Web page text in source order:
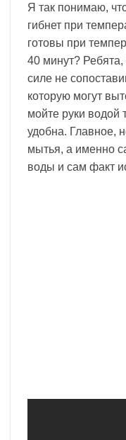
Я так понимаю,
гибнет при
готовы при
40 минут?
силе не
которую могут
мойте руки водой
удобна. Главное,
мытья, а именно
воды и сам факт